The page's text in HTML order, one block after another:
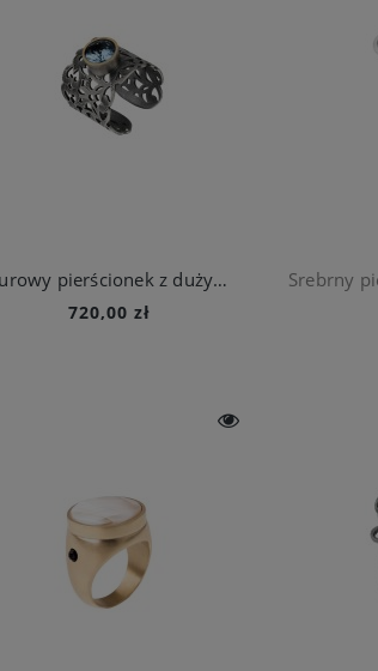
Ażurowy pierścionek z dużym, niebieskim oczkiem z kolekcji Maroko
720,00 zł